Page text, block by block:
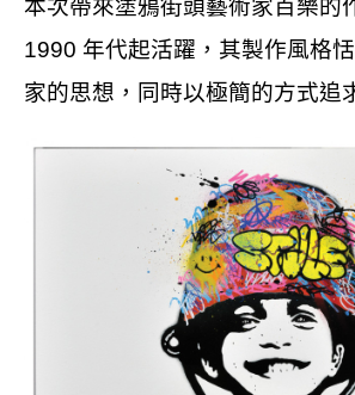
本次帶來塗鴉街頭藝術家百樂的
1990 年代起活躍，其製作風格
家的思想，同時以極簡的方式追